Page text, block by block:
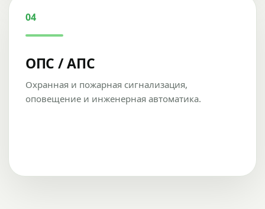
04
ОПС / АПС
Охранная и пожарная сигнализация,
оповещение и инженерная автоматика.